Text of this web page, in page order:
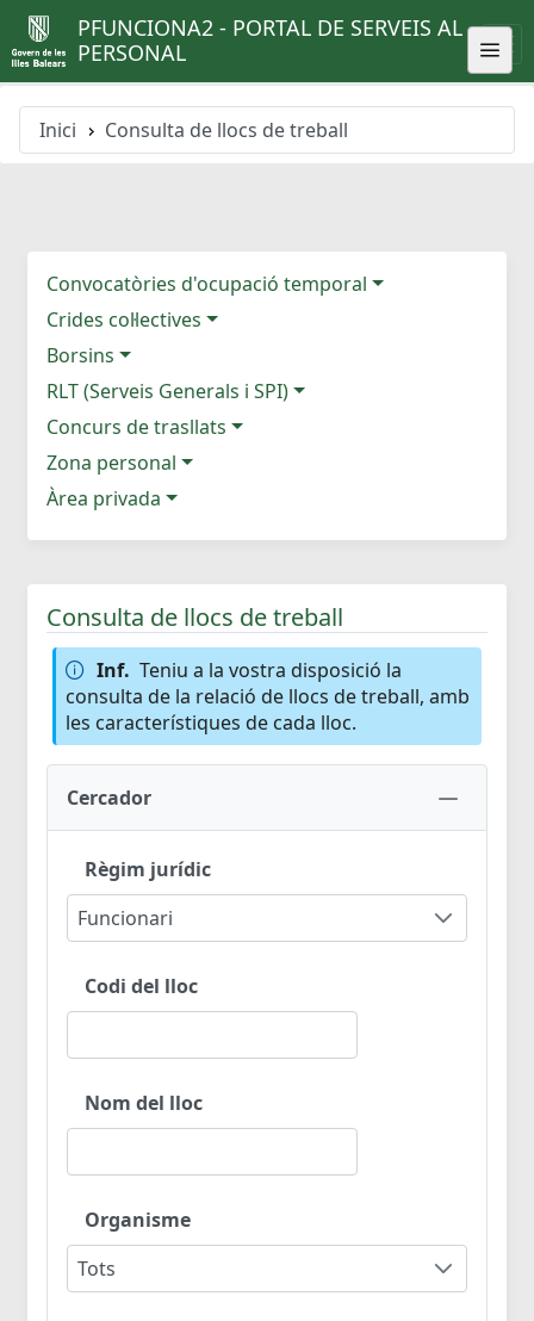
PFUNCIONA2 - PORTAL DE SERVEIS AL
PERSONAL
Inici Consulta de llocs de treball
Convocatòries d'ocupació temporal
Crides col·lectives
Borsins
RLT (Serveis Generals i SPI)
Concurs de trasllats
Zona personal
Àrea privada
Consulta de llocs de treball
Inf. Teniu a la vostra disposició la
consulta de la relació de llocs de treball, amb
les característiques de cada lloc.
Cercador
Règim jurídic
Funcionari
Codi del lloc
Nom del lloc
Organisme
Tots